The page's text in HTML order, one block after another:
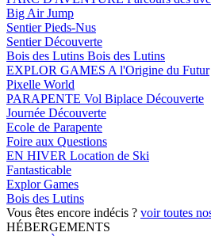
Big Air Jump
Sentier Pieds-Nus
Sentier Découverte
Bois des Lutins Bois des Lutins
EXPLOR GAMES A l'Origine du Futur
Pixelle World
PARAPENTE Vol Biplace Découverte
Journée Découverte
Ecole de Parapente
Foire aux Questions
EN HIVER Location de Ski
Fantasticable
Explor Games
Bois des Lutins
Vous êtes encore indécis ? voir toutes
HÉBERGEMENTS